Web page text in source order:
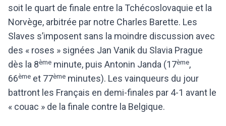
soit le quart de finale entre la Tchécoslovaquie et la
Norvège, arbitrée par notre Charles Barette. Les
Slaves s’imposent sans la moindre discussion avec
des « roses » signées Jan Vanik du Slavia Prague
dès la 8ème minute, puis Antonin Janda (17ème,
66ème et 77ème minutes). Les vainqueurs du jour
battront les Français en demi-finales par 4-1 avant le
« couac » de la finale contre la Belgique.